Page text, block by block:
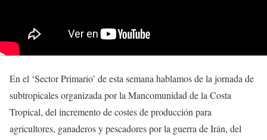
En el ‘Sector Primario’ de esta semana hablamos de la jornada de
subtropicales organizada por la Mancomunidad de la Costa
Tropical, del incremento de costes de producción para
agricultores, ganaderos y pescadores por la guerra de Irán, del